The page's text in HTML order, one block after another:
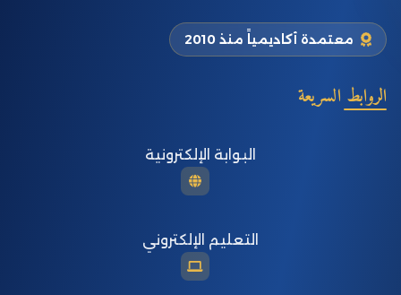
معتمدة أكاديمياً منذ 2010
الروابط السريعة
البوابة الإلكترونية
التعليم الإلكتروني